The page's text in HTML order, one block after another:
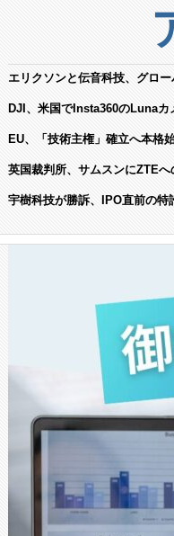
エリクソンと伝音科技、グロ
DJI、米国でInsta360のLuna
EU、「技術主権」確立へ本
英国裁判所、サムスンにZTE
宇樹科技が勝訴、IPO直前の特